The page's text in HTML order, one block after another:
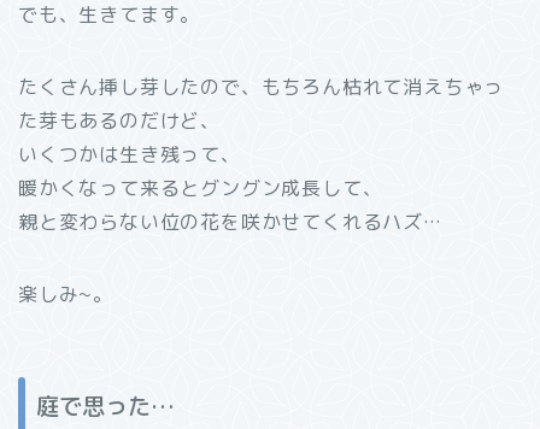
でも、生きてます。
たくさん挿し芽したので、もちろん枯れて消えちゃっ
た芽もあるのだけど、
いくつかは生き残って、
暖かくなって来るとグングン成長して、
親と変わらない位の花を咲かせてくれるハズ…
楽しみ~。
庭で思った…